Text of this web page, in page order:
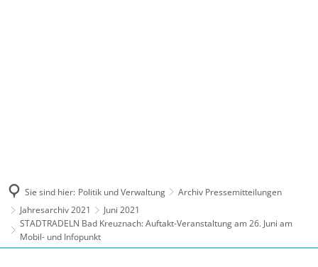
Sie sind hier: Politik und Verwaltung
Archiv Pressemitteilungen
Jahresarchiv 2021
Juni 2021
STADTRADELN Bad Kreuznach: Auftakt-Veranstaltung am 26. Juni am
Mobil- und Infopunkt